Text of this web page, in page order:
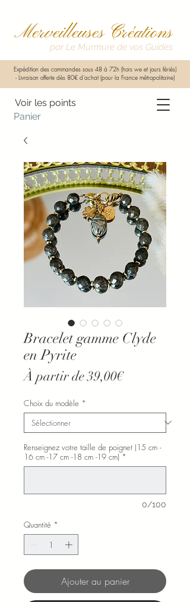
Merveilleuses Créations
Panier
Expédition des commandes sous 48 à 72h (hors we et jours fériés)
- Livraison offerte dès 80€ d'achat (pour la France métropolitaine)
par Le Murmure de vos Guides
Voir les points
Bracelet gamme Clyde
en Pyrite
À partir de39,00€Prix
Choix du modèle *
Renseignez votre taille de poignet (15 cm -
16 cm -17 cm -18 cm -19 cm) *
0/100
Quantité *
Ajouter au panier